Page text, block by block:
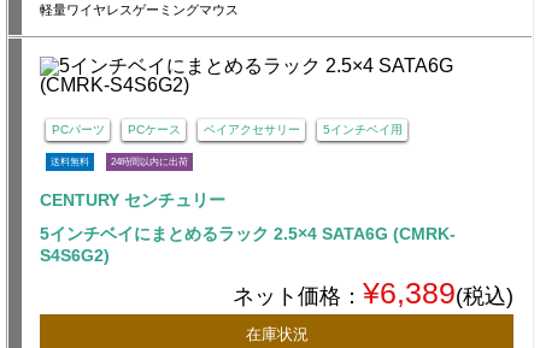
軽量ワイヤレスゲーミングマウス
PCパーツ PCケース ベイアクセサリー 5インチベイ用
送料無料 24時間以内に出荷
CENTURY センチュリー
5インチベイにまとめるラック 2.5×4 SATA6G (CMRK-
S4S6G2)
ネット価格： ¥6,389(税込)
在庫状況